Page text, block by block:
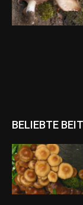
BELIEBTE